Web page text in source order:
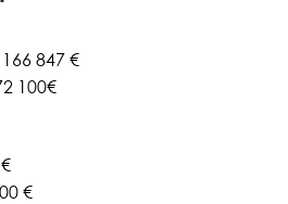
847 €
100€
€